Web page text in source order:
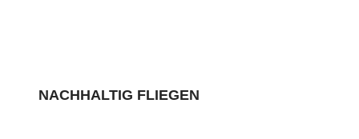
NACHHALTIG FLIEGEN